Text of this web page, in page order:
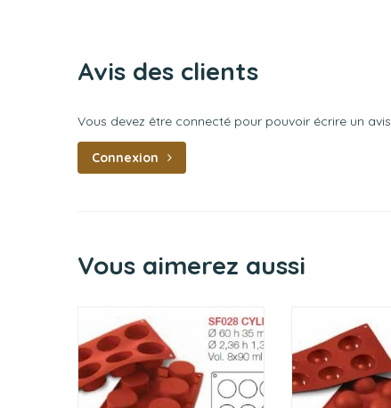
Avis des clients
Vous devez être connecté pour pouvoir écrire un avis
Connexion
Vous aimerez aussi